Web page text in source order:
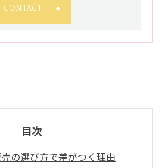
CONTACT
目次
の選び方で差がつく理由